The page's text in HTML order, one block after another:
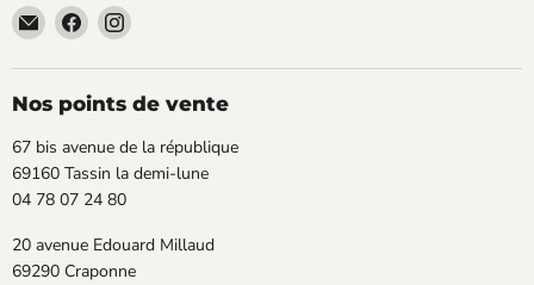
Email
TECLAB
Trouvez-
nous
sur
Facebook
Trouvez-
sur
Instagram
Nos points de vente
67 bis avenue de la république
69160 Tassin la demi-lune
04 78 07 24 80
20 avenue Edouard Millaud
69290 Craponne